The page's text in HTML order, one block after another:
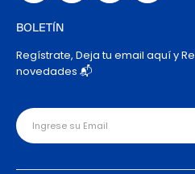
BOLETÍN
Regístrate, Deja tu email aquí y
novedades 📬